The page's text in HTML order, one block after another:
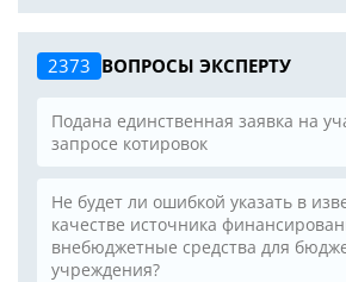
2373 ВОПРОСЫ ЭКСПЕРТУ
Подана единственная заявка на
запросе котировок
Не будет ли ошибкой указать в
качестве источника
внебюджетные средства для
учреждения?